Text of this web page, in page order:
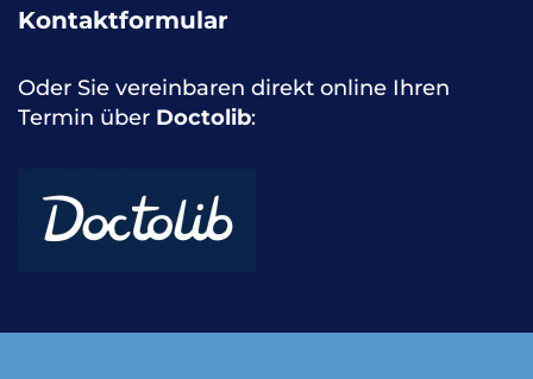
Kontaktformular
Oder Sie vereinbaren direkt online Ihren
Termin über Doctolib: